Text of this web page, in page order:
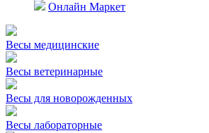
Онлайн Маркет
Весы медицинские
Весы ветеринарные
Весы для новорожденных
Весы лабораторные